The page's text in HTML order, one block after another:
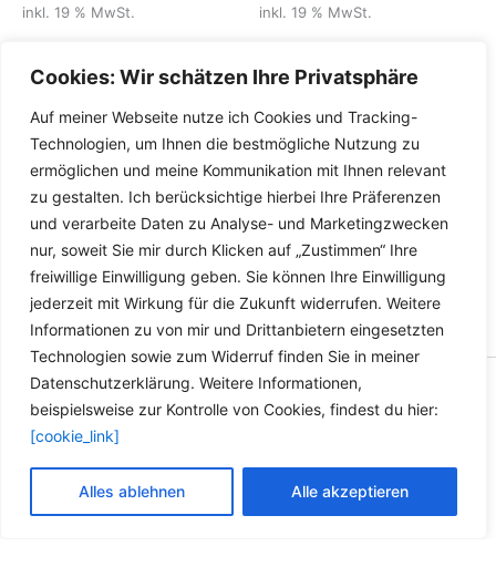
Cookies: Wir schätzen Ihre Privatsphäre
Auf meiner Webseite nutze ich Cookies und Tracking-
Technologien, um Ihnen die bestmögliche Nutzung zu
ermöglichen und meine Kommunikation mit Ihnen relevant
zu gestalten. Ich berücksichtige hierbei Ihre Präferenzen
und verarbeite Daten zu Analyse- und Marketingzwecken
nur, soweit Sie mir durch Klicken auf „Zustimmen“ Ihre
freiwillige Einwilligung geben. Sie können Ihre Einwilligung
jederzeit mit Wirkung für die Zukunft widerrufen. Weitere
Informationen zu von mir und Drittanbietern eingesetzten
Technologien sowie zum Widerruf finden Sie in meiner
Datenschutzerklärung. Weitere Informationen,
beispielsweise zur Kontrolle von Cookies, findest du hier:
[cookie_link]
Alles ablehnen Alle akzeptieren
inkl. 19 % MwSt.
Deutschland
Lieferzeit Deutschland:2-3
Werktage
inkl. 19 % MwSt.
Deutschland
Lieferzeit Deutschland:
Werktage
Copyright © 2026 Versandhandel für Fahrzeugteile, Ersatzteile
für: SMART BMW VW - Zubehör für Werkstätten.
Vertrag widerrufen